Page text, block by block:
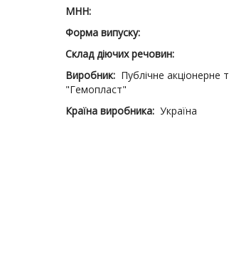
МНН:
Форма випуску:
Склад діючих речовин:
Виробник: Публічне акціонерне
"Гемопласт"
Країна виробника: Україна